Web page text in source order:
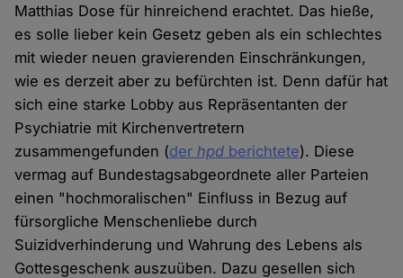
Matthias Dose für hinreichend erachtet. Das hieße,
es solle lieber kein Gesetz geben als ein schlechtes
mit wieder neuen gravierenden Einschränkungen,
wie es derzeit aber zu befürchten ist. Denn dafür hat
sich eine starke Lobby aus Repräsentanten der
Psychiatrie mit Kirchenvertretern
zusammengefunden (der hpd berichtete). Diese
vermag auf Bundestagsabgeordnete aller Parteien
einen "hochmoralischen" Einfluss in Bezug auf
fürsorgliche Menschenliebe durch
Suizidverhinderung und Wahrung des Lebens als
Gottesgeschenk auszuüben. Dazu gesellen sich